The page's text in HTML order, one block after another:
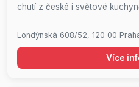
chutí z české i světové
surovin. Milovníci vína ocení
vín, zatímco pivaři si přijdou
točeného piva. Plánujete
nás jste na správném místě!
Londýnská 608/52, 120 00
Více